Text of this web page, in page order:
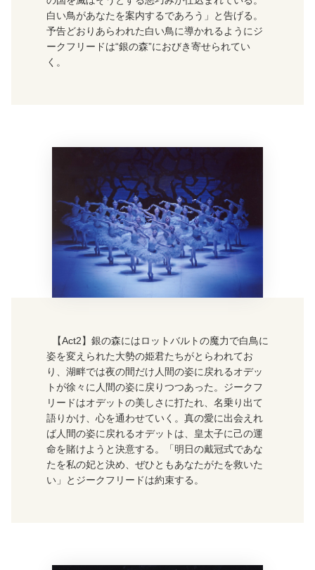
白い鳥があなたを案内するであろう」と告げる。
予告どおりあらわれた白い鳥に導かれるようにジ
ークフリードは“銀の森”におびき寄せられてい
く。
【Act2】銀の森にはロットバルトの魔力で白鳥に
姿を変えられた大勢の姫君たちがとらわれてお
り、湖畔では夜の間だけ人間の姿に戻れるオデッ
トが徐々に人間の姿に戻りつつあった。ジークフ
リードはオデットの美しさに打たれ、名乗り出て
語りかけ、心を通わせていく。真の愛に出会えれ
ば人間の姿に戻れるオデットは、皇太子に己の運
命を賭けようと決意する。「明日の戴冠式であな
たを私の妃と決め、ぜひともあなたがたを救いた
い」とジークフリードは約束する。